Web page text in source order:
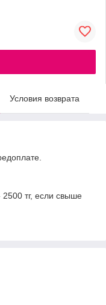
Условия возврата
тг, если свыше